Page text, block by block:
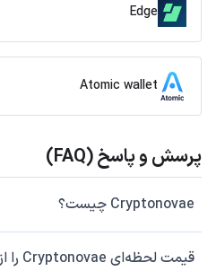
Edge
Atomic wallet
پرسش و پاسخ (FAQ)
Cryptonovae چیست؟
قیمت لحظه‌ای Cryptonovae را از کجا چک کنم؟